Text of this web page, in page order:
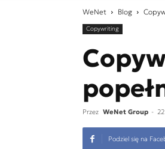
WeNet Blog
Copywriting
Przez WeNet Group -
Podziel się na